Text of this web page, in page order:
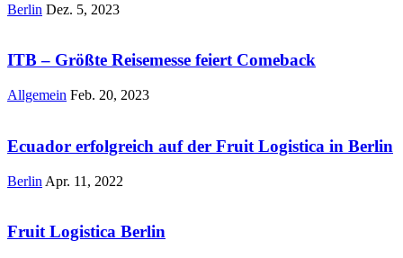
Berlin Dez. 5, 2023
ITB – Größte Reisemesse feiert Comeback
Allgemein Feb. 20, 2023
Ecuador erfolgreich auf der Fruit Logistica in Berlin
Berlin Apr. 11, 2022
Fruit Logistica Berlin